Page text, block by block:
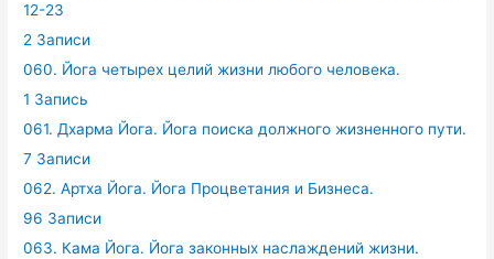
12-23
2 Записи
060. Йога четырех целий жизни любого человека.
1 Запись
061. Дхарма Йога. Йога поиска должного жизненного пути.
7 Записи
062. Артха Йога. Йога Процветания и Бизнеса.
96 Записи
063. Кама Йога. Йога законных наслаждений жизни.